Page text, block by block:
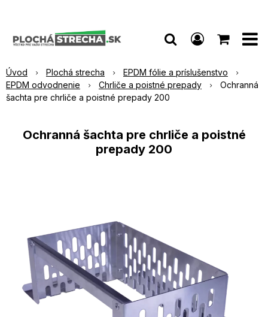
Úvod Plochá strecha
EPDM fólie a príslušenstvo
EPDM odvodnenie
Chrliče a poistné prepady
Ochranná
šachta pre chrliče a poistné prepady 200
Ochranná šachta pre chrliče a poistné
prepady 200